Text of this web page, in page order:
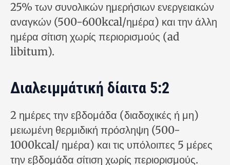
25% των συνολικών ημερήσιων ενεργειακών
αναγκών (500-600kcal/ημέρα) και την άλλη
ημέρα σίτιση χωρίς περιορισμούς (ad
libitum).
Διαλειμμάτική δίαιτα 5:2
2 ημέρες την εβδομάδα (διαδοχικές ή μη)
μειωμένη θερμιδική πρόσληψη (500-
1000kcal/ ημέρα) και τις υπόλοιπες 5 μέρες
την εβδομάδα σίτιση χωρίς περιορισμούς.